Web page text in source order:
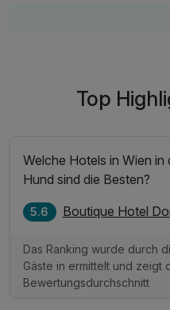
Top
Welche Hotels in Wien
Hund sind die Besten?
5.6 Boutique Hotel
Das Ranking wurde durch
Gäste in ermittelt und zeigt
Bewertungsdurchschnitt